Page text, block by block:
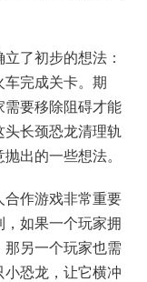
了初步的想法：
完成关卡。期
需要移除阻碍才能
长颈恐龙清理轨
出的一些想法。
合作游戏非常重要
如果一个玩家拥
另一个玩家也需
恐龙，让它横冲